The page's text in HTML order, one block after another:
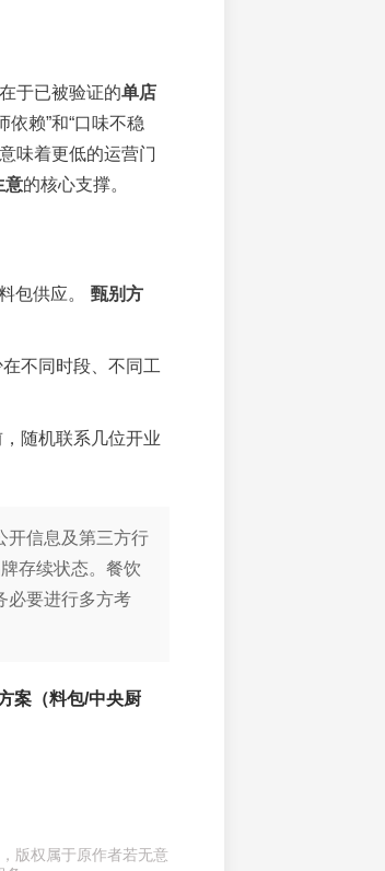
于已被验证的单店
赖”和“口味不稳
味着更低的运营门
意的核心支撑。
包供应。 甄别方
不同时段、不同工
随机联系几位开业
开信息及第三方行
存续状态。餐饮
必要进行多方考
案（料包/中央厨
版权属于原作者若无意